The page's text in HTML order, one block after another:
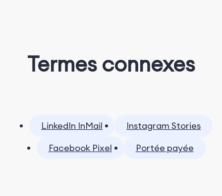
Termes connexes
LinkedIn InMail
Instagram Stories
Facebook Pixel
Portée payée